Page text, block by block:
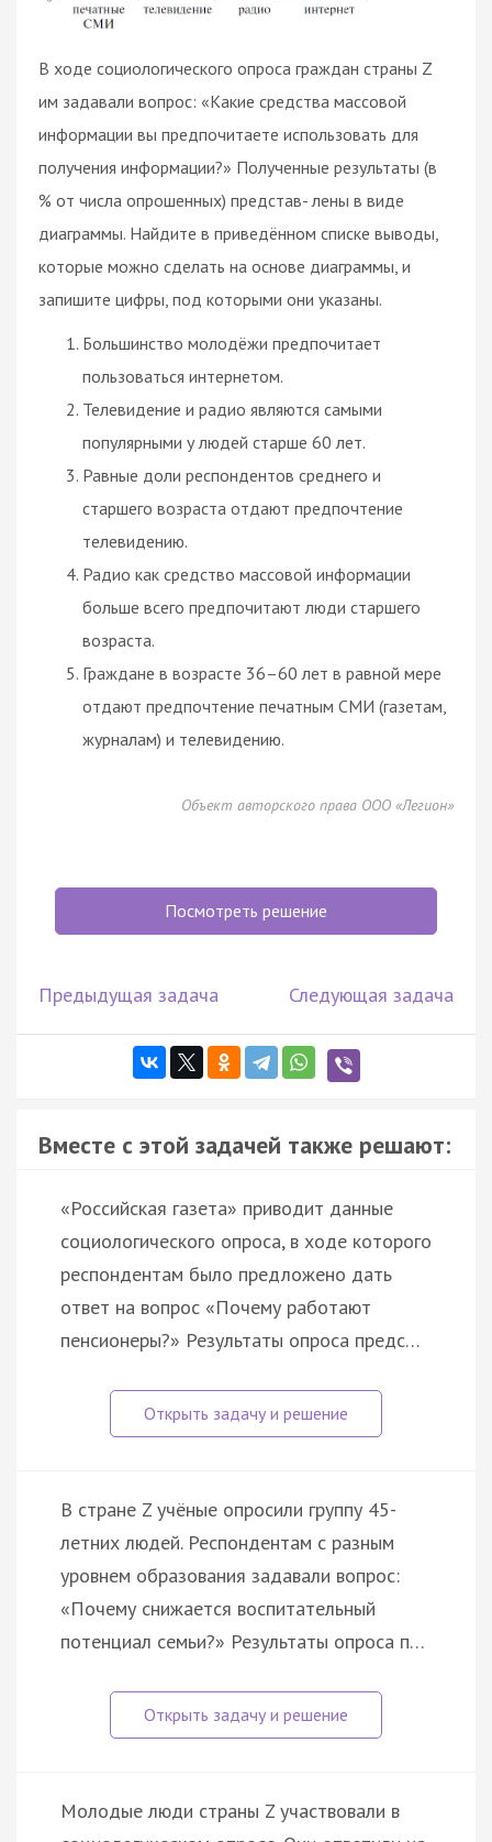
В ходе социологического опроса граждан страны Z
им задавали вопрос: «Какие средства массовой
информации вы предпочитаете использовать для
получения информации?» Полученные результаты (в
% от числа опрошенных) представ- лены в виде
диаграммы. Найдите в приведённом списке выводы,
которые можно сделать на основе диаграммы, и
запишите цифры, под которыми они указаны.
Большинство молодёжи предпочитает
пользоваться интернетом.
Телевидение и радио являются самыми
популярными у людей старше 60 лет.
Равные доли респондентов среднего и
старшего возраста отдают предпочтение
телевидению.
Радио как средство массовой информации
больше всего предпочитают люди старшего
возраста.
Граждане в возрасте 36–60 лет в равной мере
отдают предпочтение печатным СМИ (газетам,
журналам) и телевидению.
Объект авторского права ООО «Легион»
Посмотреть решение
Предыдущая задача Следующая задача
Вместе с этой задачей также решают:
«Российская газета» приводит данные
социологического опроса, в ходе которого
респондентам было предложено дать
ответ на вопрос «Почему работают
пенсионеры?» Результаты опроса предс…
В стране Z учёные опросили группу 45-
летних людей. Респондентам с разным
уровнем образования задавали вопрос:
«Почему снижается воспитательный
потенциал семьи?» Результаты опроса п…
Молодые люди страны Z участвовали в